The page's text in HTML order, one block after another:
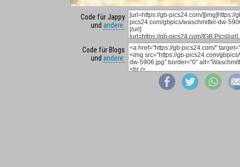
Code für Jappy
und andere:
Code für Blogs
und andere: